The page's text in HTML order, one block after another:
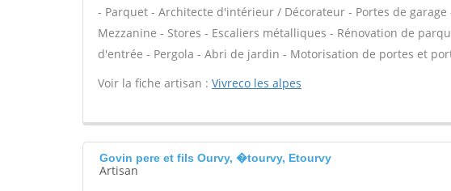
- Parquet - Architecte d'intérieur / Décorateur - Portes de
Mezzanine - Stores - Escaliers métalliques - Rénovation de
d'entrée - Pergola - Abri de jardin - Motorisation de portes et
Voir la fiche artisan : Vivreco les alpes
Govin pere et fils Ourvy, �tourvy, Etourvy
Artisan